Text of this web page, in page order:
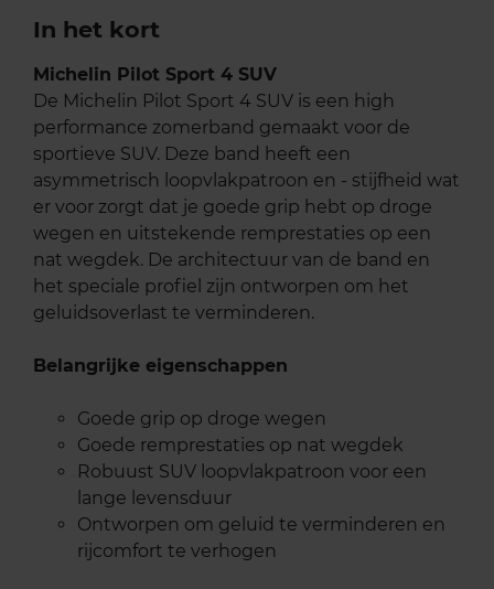
In het kort
Michelin Pilot Sport 4 SUV
De Michelin Pilot Sport 4 SUV is een high
performance zomerband gemaakt voor de
sportieve SUV. Deze band heeft een
asymmetrisch loopvlakpatroon en - stijfheid wat
er voor zorgt dat je goede grip hebt op droge
wegen en uitstekende remprestaties op een
nat wegdek. De architectuur van de band en
het speciale profiel zijn ontworpen om het
geluidsoverlast te verminderen.
Belangrijke eigenschappen
Goede grip op droge wegen
Goede remprestaties op nat wegdek
Robuust SUV loopvlakpatroon voor een
lange levensduur
Ontworpen om geluid te verminderen en
rijcomfort te verhogen